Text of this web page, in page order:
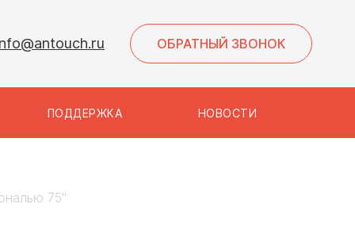
ОБРАТНЫЙ ЗВОНОК
ПОДДЕРЖКА НОВОСТИ
75"